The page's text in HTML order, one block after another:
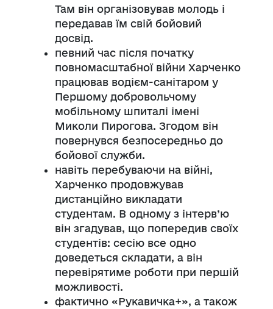
Там він організовував молодь і
передавав їм свій бойовий
досвід.
певний час після початку
повномасштабної війни Харченко
працював водієм-санітаром у
Першому добровольчому
мобільному шпиталі імені
Миколи Пирогова. Згодом він
повернувся безпосередньо до
бойової служби.
навіть перебуваючи на війні,
Харченко продовжував
дистанційно викладати
студентам. В одному з інтерв’ю
він згадував, що попередив своїх
студентів: сесію все одно
доведеться складати, а він
перевірятиме роботи при першій
можливості.
фактично «Рукавичка+», а також